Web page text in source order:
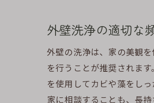
外壁洗浄の適切な
外壁の洗浄は、家の美観
を行うことが推奨されま
を使用してカビや藻をし
家に相談することも、長持